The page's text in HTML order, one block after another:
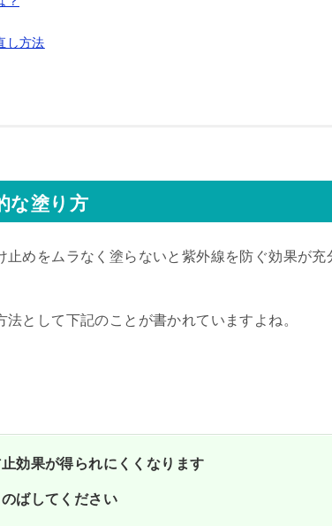
し方法
な塗り方
めをムラなく塗らないと紫外線を防ぐ効果が充
として下記のことが書かれていますよね。
効果が得られにくくなります
ばしてください